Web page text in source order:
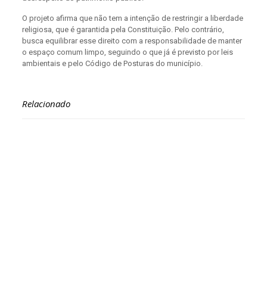
O projeto afirma que não tem a intenção de restringir a liberdade
religiosa, que é garantida pela Constituição. Pelo contrário,
busca equilibrar esse direito com a responsabilidade de manter
o espaço comum limpo, seguindo o que já é previsto por leis
ambientais e pelo Código de Posturas do município.
Relacionado